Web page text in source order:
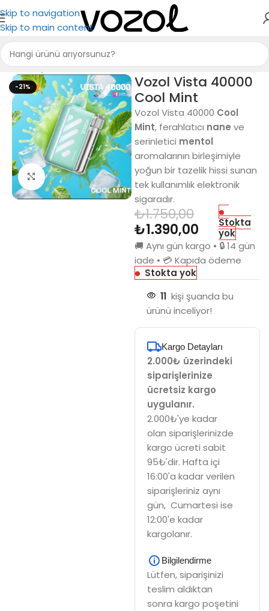
Skip to navigation
Skip to main content
Ana Sayfa Puff Bar
-21%
Büyütmek için tıkla
Vozol Vista 40000
Cool Mint
Vozol Vista 40000 Cool
Mint, ferahlatıcı nane ve
serinletici mentol
aromalarının birleşimiyle
yoğun bir tazelik hissi sunan
tek kullanımlık elektronik
sigaradır.
₺1.750,00
₺1.390,00
Stokta
yok
🚚 Aynı gün kargo • 🔒 14 gün
iade • 💳 Kapıda ödeme
Stokta yok
11 kişi şuanda bu
ürünü inceliyor!
Kargo Detayları
2.000₺ üzerindeki
siparişlerinize
ücretsiz kargo
uygulanır.
2.000₺'ye kadar
olan siparişlerinizde
kargo ücreti sabit
95₺'dir. Hafta içi
16:00'a kadar verilen
siparişleriniz aynı
gün, Cumartesi ise
12:00'e kadar
kargolanır.
Bilgilendirme
Lütfen, siparişinizi
teslim aldıktan
sonra kargo poşetini